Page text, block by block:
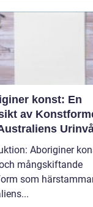
konst: En
av
Aboriginer
mångskiftande
som